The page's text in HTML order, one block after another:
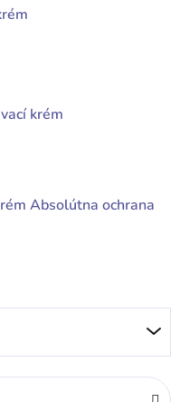
krém
Absolútna ochrana